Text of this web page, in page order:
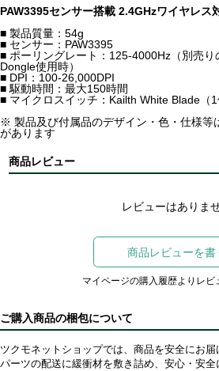
PAW3395センサー搭載 2.4GHzワイヤレス
■ 製品質量：54g
■ センサー：PAW3395
■ ポーリングレート：125-4000Hz（別売
Dongle使用時）
■ DPI：100-26,000DPI
■ 駆動時間：最大150時間
■ マイクロスイッチ：Kailth White Blade（1
※ 製品及び付属品のデザイン・色・仕様等
があります
商品レビュー
レビューはありま
商品レビューを書
マイページの購入履歴よりレビ
ご購入商品の梱包について
ツクモネットショップでは、商品を安全にお
パーツの配送に緩衝材を敷き詰め、安心・安